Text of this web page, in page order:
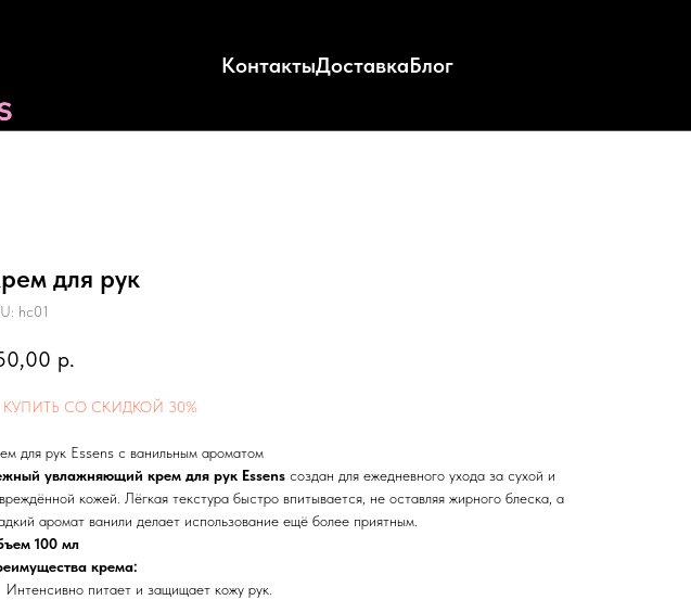
КонтактыДоставкаБлог
для рук
hc01
р.
КУПИТЬ СО СКИДКОЙ 30%
для рук Essens с ванильным ароматом
увлажняющий крем для рук Essens создан для ежедневного ухода за сухой и
кожей. Лёгкая текстура быстро впитывается, не оставляя жирного блеска, а
аромат ванили делает использование ещё более приятным.
100 мл
крема:
Интенсивно питает и защищает кожу рук.